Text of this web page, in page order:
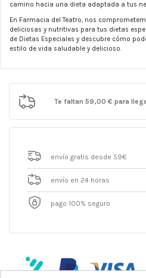
camino hacia una dieta adaptada a tus
En Farmacia del Teatro, nos
deliciosas y nutritivas para tus dietas
de Dietas Especiales y descubre cómo
estilo de vida saludable y delicioso.
Te faltan 59,00 € para
envío gratis desde 59€
envío en 24 horas
pago 100% seguro